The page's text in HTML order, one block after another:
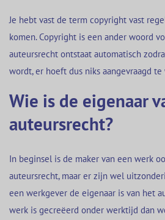
Je hebt vast de term copyright vast
komen. Copyright is een ander woord
auteursrecht ontstaat automatisch
wordt, er hoeft dus niks aangevraagd
Wie is de eigenaar
auteursrecht?
In beginsel is de maker van een werk
auteursrecht, maar er zijn wel
een werkgever de eigenaar is van het
werk is gecreëerd onder werktijd dan